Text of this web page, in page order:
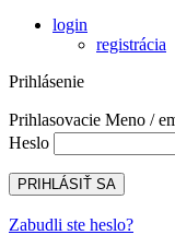
login
registrácia
Prihlásenie
Prihlasovacie Meno /
Heslo
Zabudli ste heslo?